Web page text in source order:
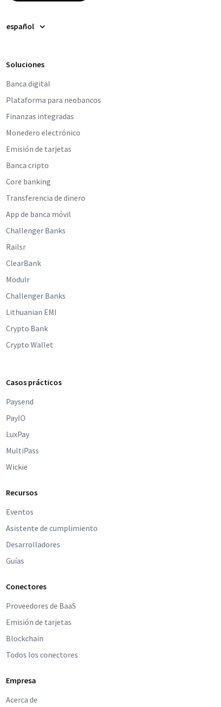
español
Soluciones
Banca digital
Plataforma para neobancos
Finanzas integradas
Monedero electrónico
Emisión de tarjetas
Banca cripto
Core banking
Transferencia de dinero
App de banca móvil
Challenger Banks
Railsr
ClearBank
Modulr
Challenger Banks
Lithuanian EMI
Crypto Bank
Crypto Wallet
Casos prácticos
Paysend
PayIO
LuxPay
MultiPass
Wickie
Recursos
Eventos
Asistente de cumplimiento
Desarrolladores
Guías
Conectores
Proveedores de BaaS
Emisión de tarjetas
Blockchain
Todos los conectores
Empresa
Acerca de